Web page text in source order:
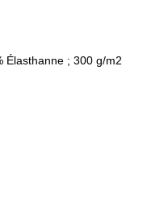
Élasthanne ; 300 g/m2